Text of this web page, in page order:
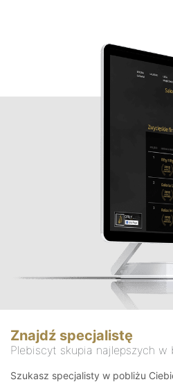
Znajdź specjalistę
Plebiscyt skupia najlepszych w
Szukasz specjalisty w pobliżu